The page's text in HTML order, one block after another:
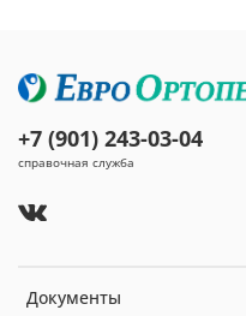
Документы
+7 (901) 243-03-04
справочная служба